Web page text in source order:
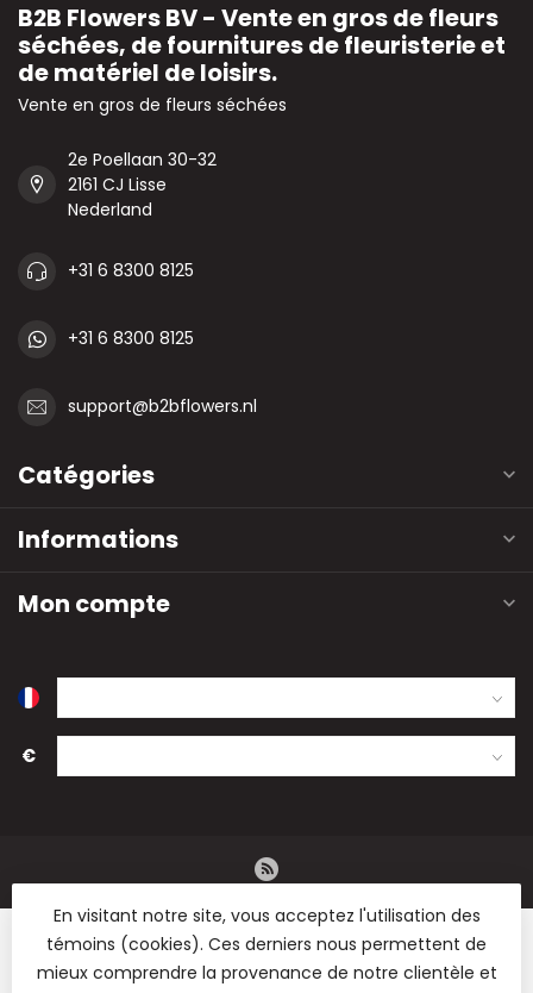
B2B Flowers BV - Vente en gros de fleurs
séchées, de fournitures de fleuristerie et
de matériel de loisirs.
Vente en gros de fleurs séchées
2e Poellaan 30-32
2161 CJ Lisse
Nederland
+31 6 8300 8125
+31 6 8300 8125
support@b2bflowers.nl
Catégories
Informations
Mon compte
€
En visitant notre site, vous acceptez l'utilisation des
témoins (cookies). Ces derniers nous permettent de
mieux comprendre la provenance de notre clientèle et